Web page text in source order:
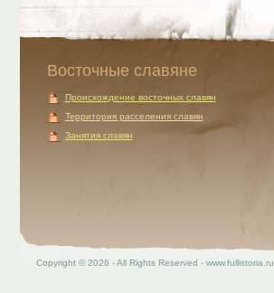
Восточные славяне
Происхождение восточных славян
Территория расселения славян
Занятия славян
Copyright © 2026 - All Rights Reserved - www.fullistoria.ru